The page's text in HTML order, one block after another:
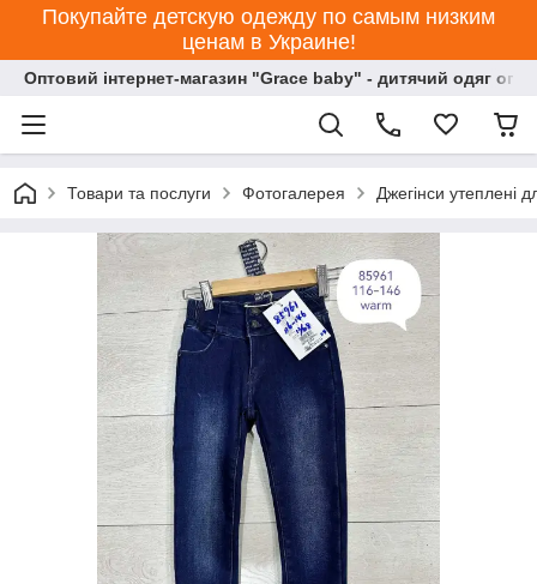
Покупайте детскую одежду по самым низким
ценам в Украине!
Оптовий інтернет-магазин "Grace baby" - дитячий одяг
Товари та послуги Фотогалерея Джегінси утеплені